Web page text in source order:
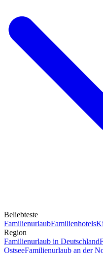
Beliebteste
FamilienurlaubFamilienhotels
Region
Familienurlaub in Deutschland
OstseeFamilienurlaub an der